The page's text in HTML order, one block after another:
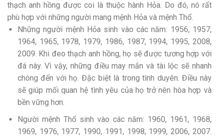
thạch anh hồng được coi là thuộc hành Hỏa. Do đó, nó rất
phù hợp với những người mang mệnh Hỏa và mệnh Thổ.
Những người mệnh Hỏa sinh vào các năm: 1956, 1957,
1964, 1965, 1978, 1979, 1986, 1987, 1994, 1995, 2008,
2009. Khi đeo thạch anh hồng, họ sẽ được tương hợp với
đá này. Vì vậy, những điều may mắn và tài lộc sẽ nhanh
chóng đến với họ. Đặc biệt là trong tình duyên. Điều này
sẽ giúp mối quan hệ tình yêu của họ trở nên hòa hợp và
bền vững hơn.
Người mệnh Thổ sinh vào các năm: 1960, 1961, 1968,
1969, 1976, 1977, 1990, 1991, 1998, 1999, 2006, 2007.